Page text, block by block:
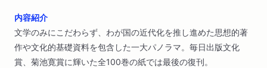
内容紹介
文学のみにこだわらず、わが国の近代化を推し進めた思想的著
作や文化的基礎資料を包含した一大パノラマ。毎日出版文化
賞、菊池寛賞に輝いた全100巻の紙では最後の復刊。